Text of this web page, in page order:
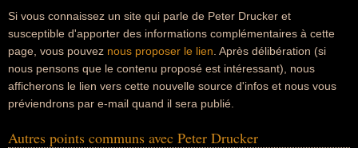
Si vous connaissez un site qui parle de Peter Drucker et
susceptible d'apporter des informations complémentaires à cette
page, vous pouvez nous proposer le lien . Après délibération (si
nous pensons que le contenu proposé est intéressant), nous
afficherons le lien vers cette nouvelle source d'infos et nous vous
préviendrons par e-mail quand il sera publié.
Autres points communs avec Peter Drucker